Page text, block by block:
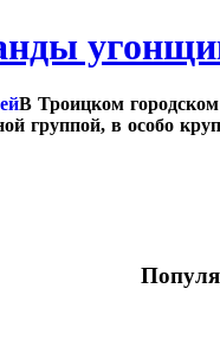
В Троицком городском
группой, в особо